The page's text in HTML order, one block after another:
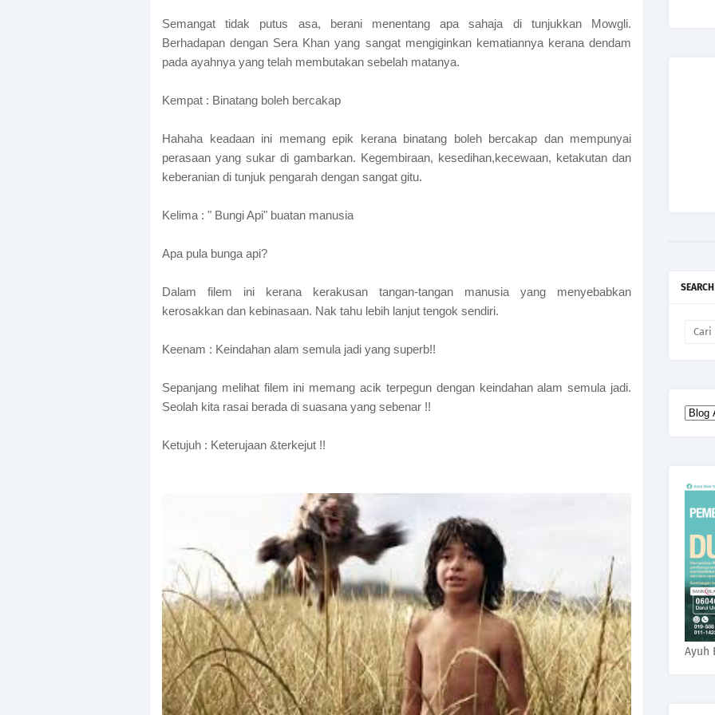
Semangat tidak putus asa, berani menentang apa sahaja di tunjukkan Mowgli.
Berhadapan dengan Sera Khan yang sangat mengiginkan kematiannya kerana dendam
pada ayahnya yang telah membutakan sebelah matanya.
Kempat : Binatang boleh bercakap
Hahaha keadaan ini memang epik kerana binatang boleh bercakap dan mempunyai
perasaan yang sukar di gambarkan. Kegembiraan, kesedihan,kecewaan, ketakutan dan
keberanian di tunjuk pengarah dengan sangat gitu.
Kelima : " Bungi Api" buatan manusia
Apa pula bunga api?
Dalam filem ini kerana kerakusan tangan-tangan manusia yang menyebabkan
kerosakkan dan kebinasaan. Nak tahu lebih lanjut tengok sendiri.
Keenam : Keindahan alam semula jadi yang superb!!
Sepanjang melihat filem ini memang acik terpegun dengan keindahan alam semula jadi.
Seolah kita rasai berada di suasana yang sebenar !!
Ketujuh : Keterujaan &terkejut !!
Ayuh